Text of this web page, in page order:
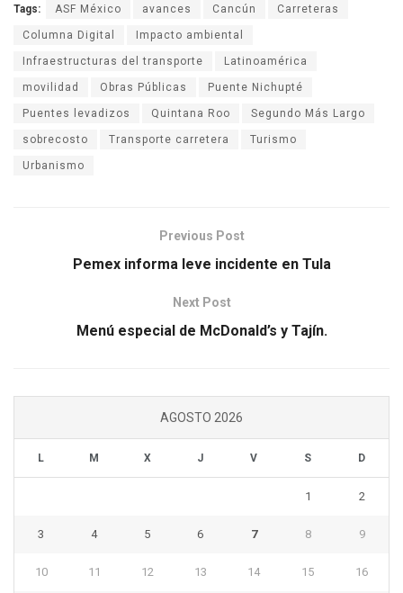
Tags: ASF México avances Cancún Carreteras
Columna Digital Impacto ambiental
Infraestructuras del transporte Latinoamérica
movilidad Obras Públicas Puente Nichupté
Puentes levadizos Quintana Roo Segundo Más Largo
sobrecosto Transporte carretera Turismo
Urbanismo
Previous Post
Pemex informa leve incidente en Tula
Next Post
Menú especial de McDonald’s y Tajín.
AGOSTO 2026
L M X J V S D
1 2
3 4 5 6 7 8 9
10 11 12 13 14 15 16